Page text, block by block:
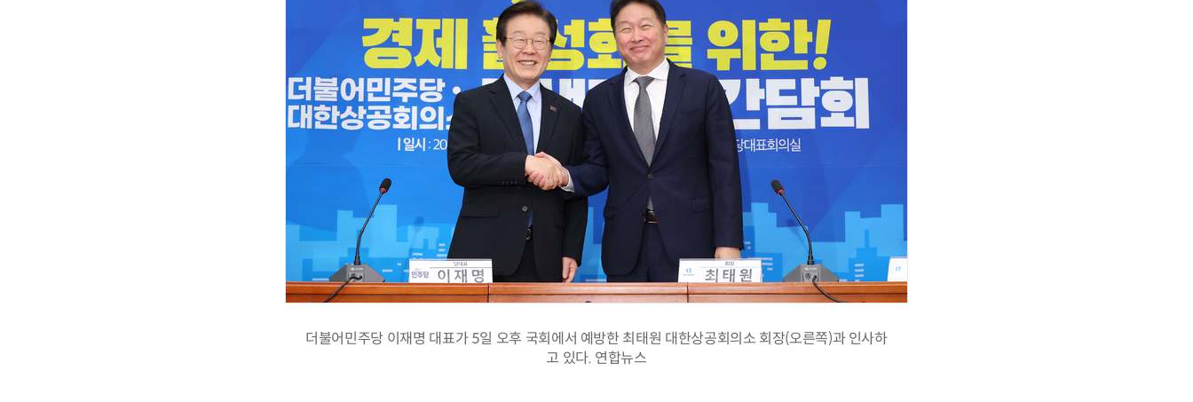
더불어민주당 이재명 대표가 5일 오후 국회에서 예방한 최태원 대한상공회의소 회장(오른쪽)과 인사하
고 있다. 연합뉴스